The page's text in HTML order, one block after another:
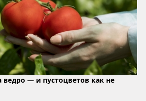
ведро — и пустоцветов как не